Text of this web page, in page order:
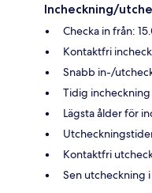
Incheckning/
Checka in från:
Kontaktfri
Snabb in-/
Tidig
Lägsta ålder för
Kontaktfri
Sen utcheckning